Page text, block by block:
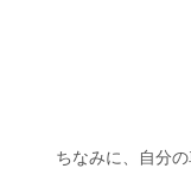
ちなみに、自分